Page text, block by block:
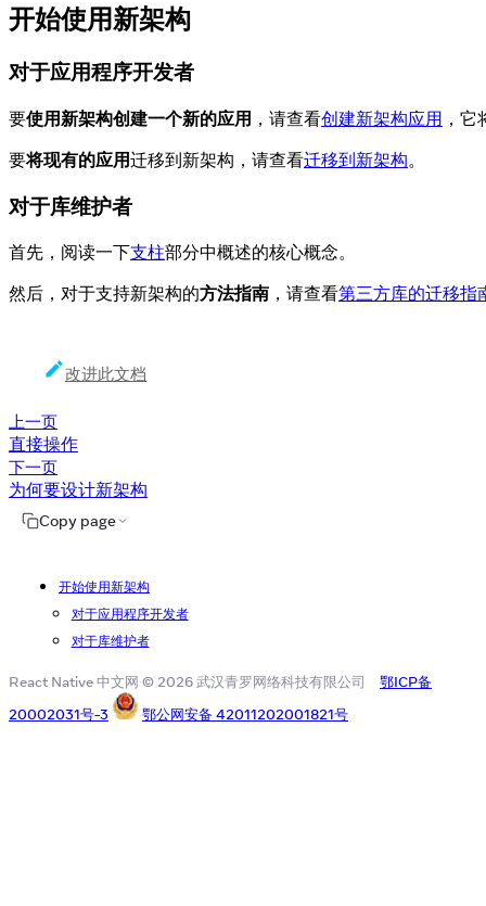
开始使用新架构
对于应用程序开发者
要使用新架构创建一个新的应用 ，请查看创建新架构应用 ，
要将现有的应用迁移到新架构，请查看迁移到新架构。
对于库维护者
首先，阅读一下支柱部分中概述的核心概念。
然后，对于支持新架构的方法指南 ，请查看第三方库的迁移指
改进此文档
上一页
直接操作
下一页
为何要设计新架构
Copy page
开始使用新架构
对于应用程序开发者
对于库维护者
React Native 中文网 © 2026 武汉青罗网络科技有限公司
鄂ICP备
20002031号-3
鄂公网安备 42011202001821号